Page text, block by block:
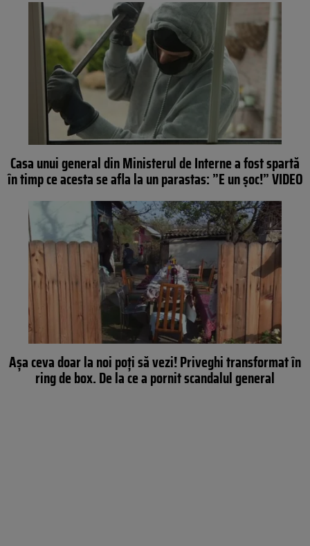
Casa unui general din Ministerul de Interne a fost spartă
în timp ce acesta se afla la un parastas: ”E un șoc!” VIDEO
Așa ceva doar la noi poți să vezi! Priveghi transformat în
ring de box. De la ce a pornit scandalul general